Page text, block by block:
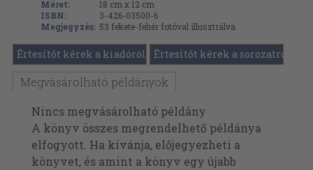
Méret:
18 cm x 12 cm
ISBN:
3-426-03500-6
Megjegyzés: 53 fekete-fehér fotóval illusztrálva.
Értesítőt kérek a kiadóról Értesítőt kérek a sorozatról
Megvásárolható példányok
Nincs megvásárolható példány
A könyv összes megrendelhető példánya
elfogyott. Ha kívánja, előjegyezheti a
könyvet, és amint a könyv egy újabb